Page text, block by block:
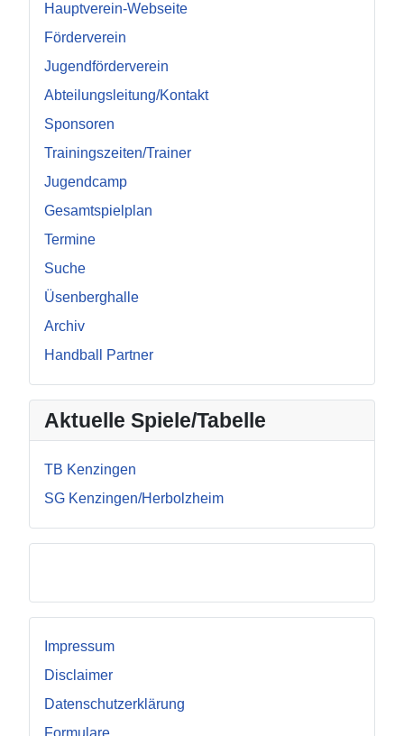
Hauptverein-Webseite
Förderverein
Jugendförderverein
Abteilungsleitung/Kontakt
Sponsoren
Trainingszeiten/Trainer
Jugendcamp
Gesamtspielplan
Termine
Suche
Üsenberghalle
Archiv
Handball Partner
Aktuelle Spiele/Tabelle
TB Kenzingen
SG Kenzingen/Herbolzheim
Impressum
Disclaimer
Datenschutzerklärung